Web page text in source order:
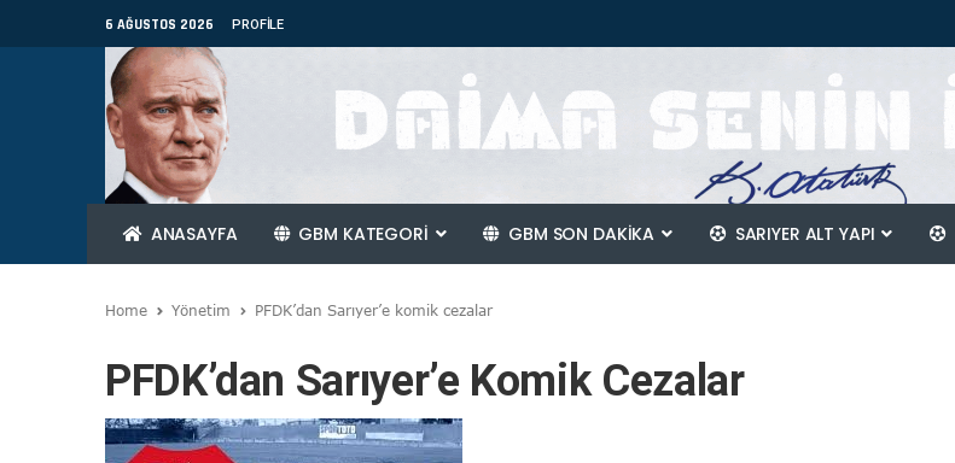
6 AĞUSTOS 2026 PROFILE
ANASAYFA GBM KATEGORİ GBM SON DAKİKA SARIYER ALT YAPI
Home Yönetim PFDK’dan Sarıyer’e komik cezalar
PFDK’dan Sarıyer’e Komik Cezalar